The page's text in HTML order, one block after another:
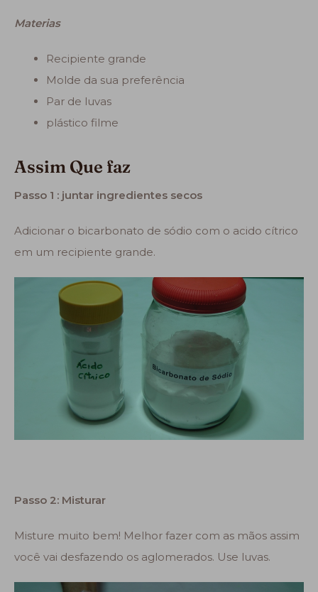
Materias
Recipiente grande
Molde da sua preferência
Par de luvas
plástico filme
Assim Que faz
Passo 1 : juntar ingredientes secos
Adicionar o bicarbonato de sódio com o acido cítrico
em um recipiente grande.
Passo 2: Misturar
Misture muito bem! Melhor fazer com as mãos assim
você vai desfazendo os aglomerados. Use luvas.